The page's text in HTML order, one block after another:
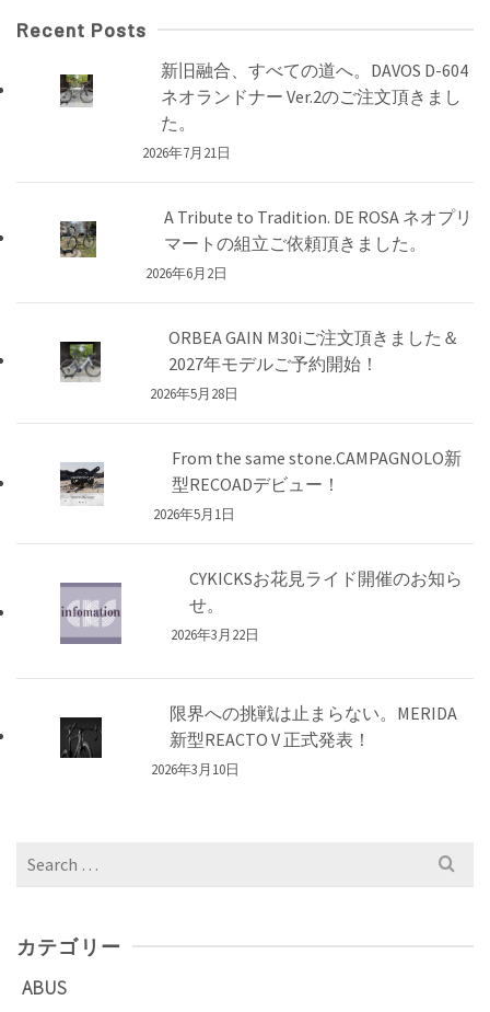
Recent Posts
新旧融合、すべての道へ。DAVOS D-604
ネオランドナー Ver.2のご注文頂きまし
た。
2026年7月21日
A Tribute to Tradition. DE ROSA ネオプリ
マートの組立ご依頼頂きました。
2026年6月2日
ORBEA GAIN M30iご注文頂きました＆
2027年モデルご予約開始！
2026年5月28日
From the same stone.CAMPAGNOLO新
型RECOADデビュー！
2026年5月1日
CYKICKSお花見ライド開催のお知ら
せ。
2026年3月22日
限界への挑戦は止まらない。MERIDA
新型REACTO V 正式発表！
2026年3月10日
Search
カテゴリー
ABUS